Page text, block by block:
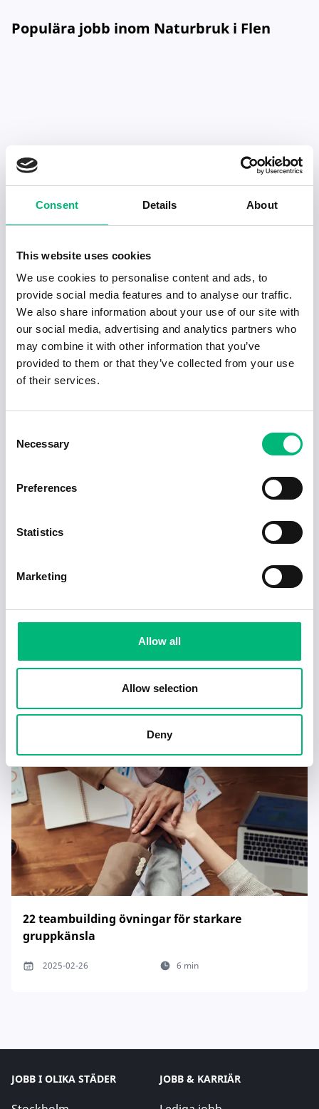
Consent Details About
This website uses cookies
We use cookies to personalise content and ads, to
provide social media features and to analyse our traffic.
We also share information about your use of our site with
our social media, advertising and analytics partners who
may combine it with other information that you’ve
provided to them or that they’ve collected from your use
of their services.
Selection
Necessary
Preferences
Statistics
Marketing
Allow all
Allow selection
Deny
Populära jobb inom Naturbruk i Flen
Senaste publiceringarna i Jobbnytt
Visa fler artiklar
2025-02-20
Tecken på en dålig chef – och hur du hanterar
2025-02-17 4 min
22 teambuilding övningar för starkare
gruppkänsla
2025-02-26 6 min
JOBB I OLIKA STÄDER JOBB & KARRIÄR